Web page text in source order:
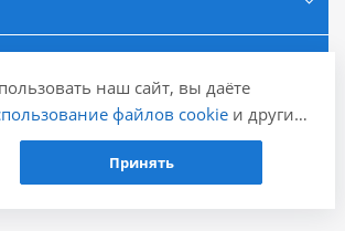
наш сайт, вы даёте
файлов cookieи других
данных (включая IP-адрес,
устройстве, действиях
Принять